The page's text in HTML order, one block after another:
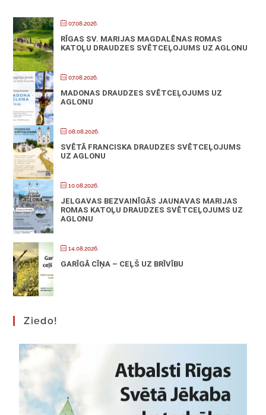
07.08.2026.
RĪGAS SV. MARIJAS MAGDALĒNAS ROMAS
KATOĻU DRAUDZES SVĒTCEĻOJUMS UZ AGLONU
07.08.2026.
MADONAS DRAUDZES SVĒTCEĻOJUMS UZ
AGLONU
08.08.2026.
SVĒTĀ FRANCISKA DRAUDZES SVĒTCEĻOJUMS
UZ AGLONU
10.08.2026.
JELGAVAS BEZVAINĪGĀS JAUNAVAS MARIJAS
ROMAS KATOĻU DRAUDZES SVĒTCEĻOJUMS UZ
AGLONU
14.08.2026.
GARĪGĀ CĪŅA – CEĻŠ UZ BRĪVĪBU
Ziedo!